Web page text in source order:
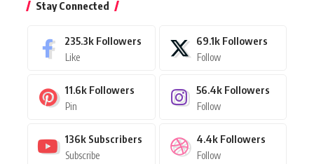
Stay Connected
235.3k Followers
Like
69.1k Followers
Follow
11.6k Followers
Pin
56.4k Followers
Follow
136k Subscribers
Subscribe
4.4k Followers
Follow